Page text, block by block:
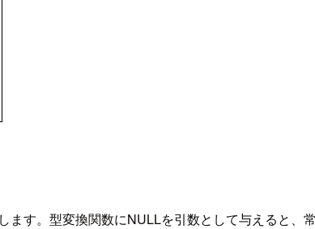
す。型変換関数にNULLを引数として与えると、